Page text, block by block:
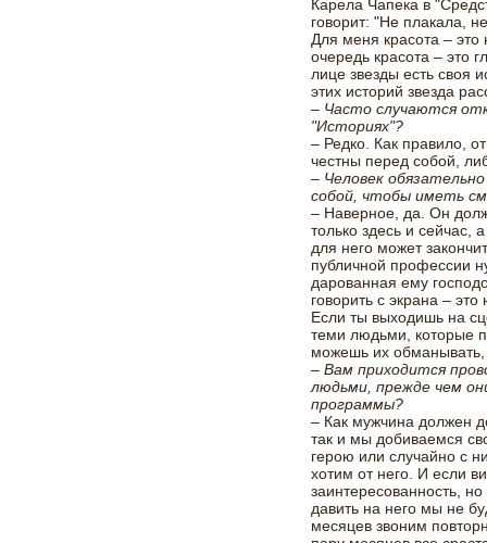
Карела Чапека в
говорит: "Не плакала,
Для меня красота –
очередь красота –
лице звезды есть своя
этих историй звезда
– Часто случаются
"Историях"?
– Редко. Как правило,
честны перед собой,
– Человек
собой, чтобы иметь
– Наверное, да. Он
только здесь и сейчас,
для него может
публичной профессии
дарованная ему
говорить с экрана –
Если ты выходишь на
теми людьми, которые
можешь их
– Вам приходится
людьми, прежде чем
программы?
– Как мужчина должен
так и мы добиваемся
герою или случайно с
хотим от него. И если
заинтересованность,
давить на него мы не
месяцев звоним